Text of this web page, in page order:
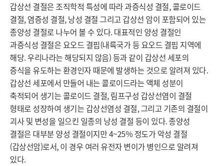
갑상선 결절은 조직학적 특성에 따라 과증식성 결절, 콜로이드
결절, 염증성 결절, 낭성 결절 그리고 갑상선 암이 포함되어 있는
종양성 결절로 나누어 볼 수 있다. 대표적인 양성 결절인
과증식성 결절은 요오드 결핍(내륙국가 등 요오드 결핍 지역에
해당. 우리나라는 해당되지 않음) 등과 같이 갑상선 세포의
증식을 유도하는 환경인자 때문에 발생하는 것으로 알려져 있다.
갑상선 세포에서 만들어 내는 콜로이드라는 액체 성분이
축적되어 생기는 콜로이드 결절, 림프구성 갑상선염이 결절
형태로 성장하여 생기는 갑상선염성 결절, 그리고 기존의 결절이
괴사 및 변성을 일으킨 일종의 낭성 결절 등이 있다. 종양성
결절은 대부분 양성 결절이지만 4~25% 정도가 악성 결절
(갑상선암)로서, 이 경우 여러 유전자 변이가 병인으로 알려져
있다.